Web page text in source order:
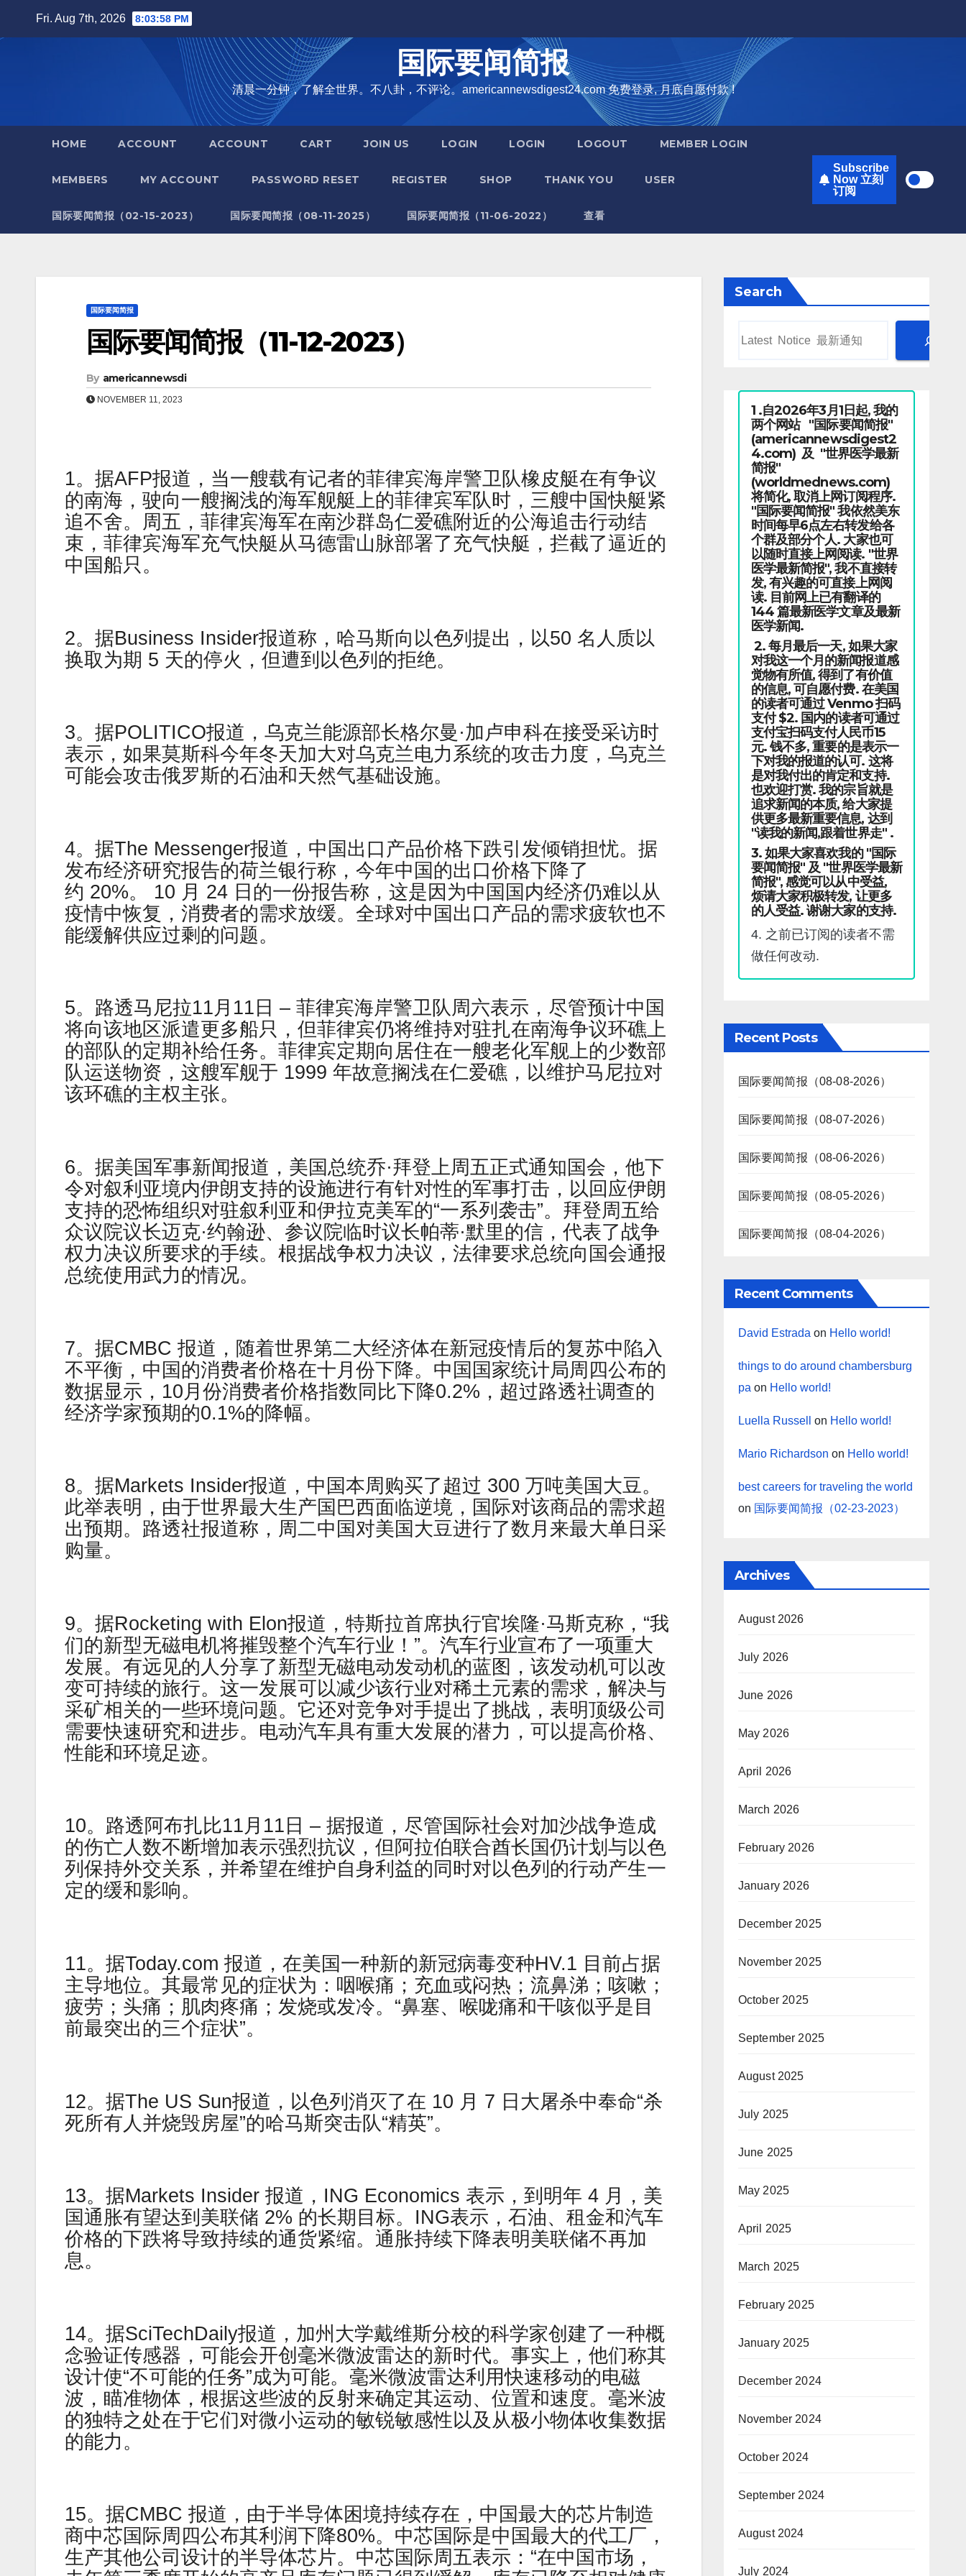
Fri. Aug 7th, 2026 8:03:59 PM
国际要闻简报
清晨一分钟，了解全世界。不八卦，不评论。americannewsdigest24.com 免费登录, 月底自愿付款 !
HOME ACCOUNT ACCOUNT CART JOIN US LOGIN LOGIN LOGOUT MEMBER LOGIN
MEMBERS MY ACCOUNT PASSWORD RESET REGISTER SHOP THANK YOU USER
国际要闻简报（02-15-2023） 国际要闻简报（08-11-2025） 国际要闻简报（11-06-2022） 查看
Subscribe
Now 立刻
订阅
国际要闻简报
国际要闻简报（11-12-2023）
By americannewsdi
NOVEMBER 11, 2023
1。据AFP报道，当一艘载有记者的菲律宾海岸警卫队橡皮艇在有争议
的南海，驶向一艘搁浅的海军舰艇上的菲律宾军队时，三艘中国快艇紧
追不舍。周五，菲律宾海军在南沙群岛仁爱礁附近的公海追击行动结
束，菲律宾海军充气快艇从马德雷山脉部署了充气快艇，拦截了逼近的
中国船只。
2。据Business Insider报道称，哈马斯向以色列提出，以50 名人质以
换取为期 5 天的停火，但遭到以色列的拒绝。
3。据POLITICO报道，乌克兰能源部长格尔曼·加卢申科在接受采访时
表示，如果莫斯科今年冬天加大对乌克兰电力系统的攻击力度，乌克兰
可能会攻击俄罗斯的石油和天然气基础设施。
4。据The Messenger报道，中国出口产品价格下跌引发倾销担忧。据
发布经济研究报告的荷兰银行称，今年中国的出口价格下降了
约 20%。 10 月 24 日的一份报告称，这是因为中国国内经济仍难以从
疫情中恢复，消费者的需求放缓。全球对中国出口产品的需求疲软也不
能缓解供应过剩的问题。
5。路透马尼拉11月11日 – 菲律宾海岸警卫队周六表示，尽管预计中国
将向该地区派遣更多船只，但菲律宾仍将维持对驻扎在南海争议环礁上
的部队的定期补给任务。菲律宾定期向居住在一艘老化军舰上的少数部
队运送物资，这艘军舰于 1999 年故意搁浅在仁爱礁，以维护马尼拉对
该环礁的主权主张。
6。据美国军事新闻报道，美国总统乔·拜登上周五正式通知国会，他下
令对叙利亚境内伊朗支持的设施进行有针对性的军事打击，以回应伊朗
支持的恐怖组织对驻叙利亚和伊拉克美军的“一系列袭击”。拜登周五给
众议院议长迈克·约翰逊、参议院临时议长帕蒂·默里的信，代表了战争
权力决议所要求的手续。根据战争权力决议，法律要求总统向国会通报
总统使用武力的情况。
7。据CMBC 报道，随着世界第二大经济体在新冠疫情后的复苏中陷入
不平衡，中国的消费者价格在十月份下降。中国国家统计局周四公布的
数据显示，10月份消费者价格指数同比下降0.2%，超过路透社调查的
经济学家预期的0.1%的降幅。
8。据Markets Insider报道，中国本周购买了超过 300 万吨美国大豆。
此举表明，由于世界最大生产国巴西面临逆境，国际对该商品的需求超
出预期。路透社报道称，周二中国对美国大豆进行了数月来最大单日采
购量。
9。据Rocketing with Elon报道，特斯拉首席执行官埃隆·马斯克称，“我
们的新型无磁电机将摧毁整个汽车行业！”。汽车行业宣布了一项重大
发展。有远见的人分享了新型无磁电动发动机的蓝图，该发动机可以改
变可持续的旅行。这一发展可以减少该行业对稀土元素的需求，解决与
采矿相关的一些环境问题。它还对竞争对手提出了挑战，表明顶级公司
需要快速研究和进步。电动汽车具有重大发展的潜力，可以提高价格、
性能和环境足迹。
10。路透阿布扎比11月11日 – 据报道，尽管国际社会对加沙战争造成
的伤亡人数不断增加表示强烈抗议，但阿拉伯联合酋长国仍计划与以色
列保持外交关系，并希望在维护自身利益的同时对以色列的行动产生一
定的缓和影响。
11。据Today.com 报道，在美国一种新的新冠病毒变种HV.1 目前占据
主导地位。其最常见的症状为：咽喉痛；充血或闷热；流鼻涕；咳嗽；
疲劳；头痛；肌肉疼痛；发烧或发冷。“鼻塞、喉咙痛和干咳似乎是目
前最突出的三个症状”。
12。据The US Sun报道，以色列消灭了在 10 月 7 日大屠杀中奉命“杀
死所有人并烧毁房屋”的哈马斯突击队“精英”。
13。据Markets Insider 报道，ING Economics 表示，到明年 4 月，美
国通胀有望达到美联储 2% 的长期目标。ING表示，石油、租金和汽车
价格的下跌将导致持续的通货紧缩。通胀持续下降表明美联储不再加
息。
14。据SciTechDaily报道，加州大学戴维斯分校的科学家创建了一种概
念验证传感器，可能会开创毫米微波雷达的新时代。事实上，他们称其
设计使“不可能的任务”成为可能。毫米微波雷达利用快速移动的电磁
波，瞄准物体，根据这些波的反射来确定其运动、位置和速度。毫米波
的独特之处在于它们对微小运动的敏锐敏感性以及从极小物体收集数据
的能力。
15。据CMBC 报道，由于半导体困境持续存在，中国最大的芯片制造
商中芯国际周四公布其利润下降80%。中芯国际是中国最大的代工厂，
生产其他公司设计的半导体芯片。中芯国际周五表示：“在中国市场，
Search
1 .自2026年3月1日起, 我的
两个网站 "国际要闻简报"
(americannewsdigest2
4.com) 及 "世界医学最新
简报"
(worldmednews.com)
将简化, 取消上网订阅程序.
"国际要闻简报" 我依然美东
时间每早6点左右转发给各
个群及部分个人. 大家也可
以随时直接上网阅读. "世界
医学最新简报", 我不直接转
发, 有兴趣的可直接上网阅
读. 目前网上已有翻译的
144 篇最新医学文章及最新
医学新闻.
2. 每月最后一天, 如果大家
对我这一个月的新闻报道感
觉物有所值, 得到了有价值
的信息, 可自愿付费. 在美国
的读者可通过 Venmo 扫码
支付 $2. 国内的读者可通过
支付宝扫码支付人民币15
元. 钱不多, 重要的是表示一
下对我的报道的认可. 这将
是对我付出的肯定和支持.
也欢迎打赏. 我的宗旨就是
追求新闻的本质, 给大家提
供更多最新重要信息, 达到
"读我的新闻,跟着世界走" .
3. 如果大家喜欢我的 "国际
要闻简报" 及 "世界医学最新
简报", 感觉可以从中受益,
烦请大家积极转发, 让更多
的人受益. 谢谢大家的支持.
4. 之前已订阅的读者不需
做任何改动.
Recent Posts
国际要闻简报（08-08-2026）
国际要闻简报（08-07-2026）
国际要闻简报（08-06-2026）
国际要闻简报（08-05-2026）
国际要闻简报（08-04-2026）
Recent Comments
David Estrada on Hello world!
things to do around chambersburg
pa on Hello world!
Luella Russell on Hello world!
Mario Richardson on Hello world!
best careers for traveling the world
on 国际要闻简报（02-23-2023）
Archives
August 2026
July 2026
June 2026
May 2026
April 2026
March 2026
February 2026
January 2026
December 2025
November 2025
October 2025
September 2025
August 2025
July 2025
June 2025
May 2025
April 2025
March 2025
February 2025
January 2025
December 2024
November 2024
October 2024
September 2024
August 2024
July 2024